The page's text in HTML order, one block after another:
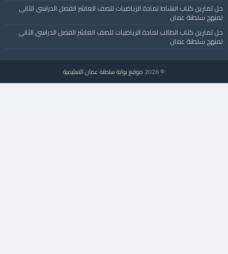
حل تمارين كتاب النشاط لمادة الرياضيات للصف العاشر الفصل الدراسي الثاني
لمنهج سلطنة عمان
حل تمارين كتاب الطالب لمادة الرياضيات للصف العاشر الفصل الدراسي الثاني
لمنهج سلطنة عمان
© 2026 موقع بوابة سلطنة عمان التعليمية